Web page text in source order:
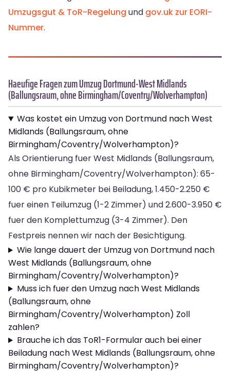
Umzugsgut & ToR-Regelung und gov.uk zur EORI-
Nummer.
Haeufige Fragen zum Umzug Dortmund-West Midlands
(Ballungsraum, ohne Birmingham/Coventry/Wolverhampton)
Was kostet ein Umzug von Dortmund nach West
Midlands (Ballungsraum, ohne
Birmingham/Coventry/Wolverhampton)?
Als Orientierung fuer West Midlands (Ballungsraum,
ohne Birmingham/Coventry/Wolverhampton): 65-
100 € pro Kubikmeter bei Beiladung, 1.450-2.250 €
fuer einen Teilumzug (1-2 Zimmer) und 2.600-3.950 €
fuer den Komplettumzug (3-4 Zimmer). Den
Festpreis nennen wir nach der Besichtigung.
Wie lange dauert der Umzug von Dortmund nach
West Midlands (Ballungsraum, ohne
Birmingham/Coventry/Wolverhampton)?
Muss ich fuer den Umzug nach West Midlands
(Ballungsraum, ohne
Birmingham/Coventry/Wolverhampton) Zoll
zahlen?
Brauche ich das ToR1-Formular auch bei einer
Beiladung nach West Midlands (Ballungsraum, ohne
Birmingham/Coventry/Wolverhampton)?